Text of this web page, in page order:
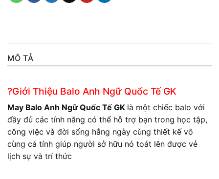
MÔ TẢ
?Giới Thiệu Balo Anh Ngữ Quốc Tế GK
May Balo Anh Ngữ Quốc Tế GK là một chiếc balo với
đầy đủ các tính năng có thể hỗ trợ bạn trong học tập,
công việc và đời sống hằng ngày cùng thiết kế vô
cùng cá tính giúp người sở hữu nó toát lên được vẻ
lịch sự và trí thức